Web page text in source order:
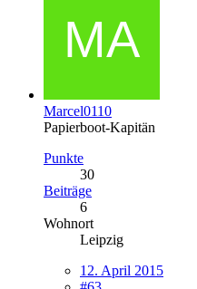
Marcel0110
Papierboot-Kapitän
Punkte
30
Beiträge
6
Wohnort
Leipzig
12. April 2015